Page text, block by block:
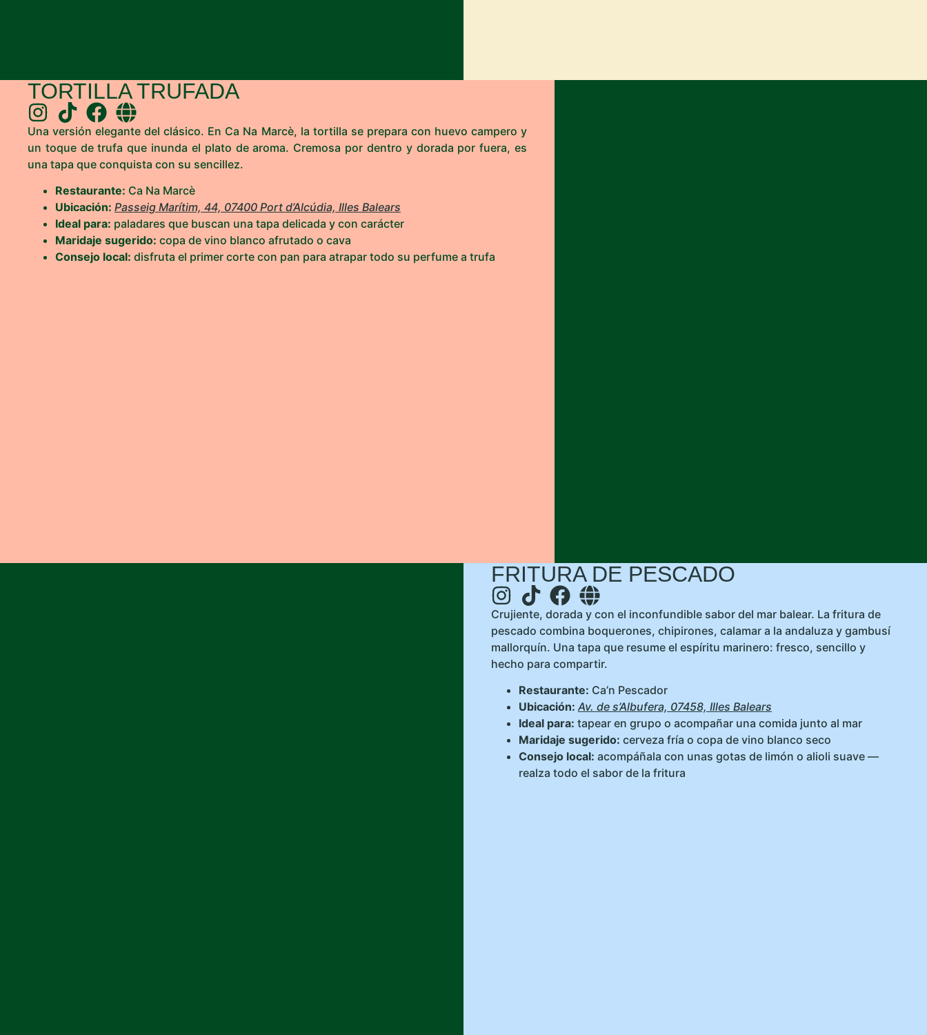
TORTILLA TRUFADA
Una versión elegante del clásico. En Ca Na Marcè, la tortilla se prepara con huevo campero y
un toque de trufa que inunda el plato de aroma. Cremosa por dentro y dorada por fuera, es
una tapa que conquista con su sencillez.
Restaurante: Ca Na Marcè
Ubicación: Passeig Marítim, 44, 07400 Port d’Alcúdia, Illes Balears
Ideal para: paladares que buscan una tapa delicada y con carácter
Maridaje sugerido: copa de vino blanco afrutado o cava
Consejo local: disfruta el primer corte con pan para atrapar todo su perfume a trufa
FRITURA DE PESCADO
Crujiente, dorada y con el inconfundible sabor del mar balear. La fritura de
pescado combina boquerones, chipirones, calamar a la andaluza y gambusí
mallorquín. Una tapa que resume el espíritu marinero: fresco, sencillo y
hecho para compartir.
Restaurante: Ca’n Pescador
Ubicación: Av. de s’Albufera, 07458, Illes Balears
Ideal para: tapear en grupo o acompañar una comida junto al mar
Maridaje sugerido: cerveza fría o copa de vino blanco seco
Consejo local: acompáñala con unas gotas de limón o alioli suave —
realza todo el sabor de la fritura